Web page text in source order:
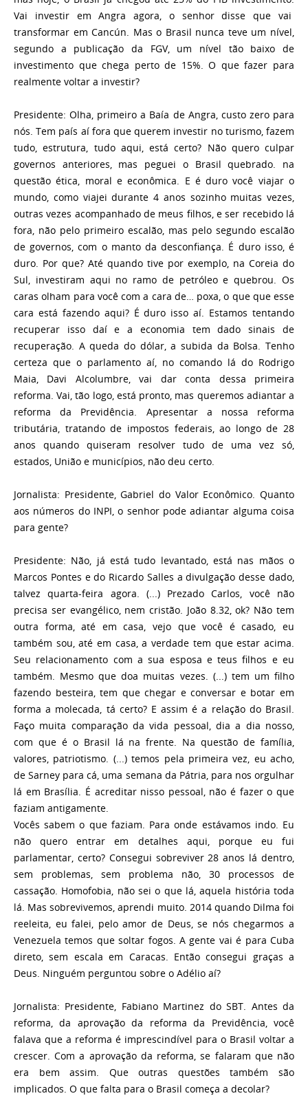
Vai investir em Angra agora, o senhor disse que vai
transformar em Cancún. Mas o Brasil nunca teve um nível,
segundo a publicação da FGV, um nível tão baixo de
investimento que chega perto de 15%. O que fazer para
realmente voltar a investir?
Presidente: Olha, primeiro a Baía de Angra, custo zero para
nós. Tem país aí fora que querem investir no turismo, fazem
tudo, estrutura, tudo aqui, está certo? Não quero culpar
governos anteriores, mas peguei o Brasil quebrado. na
questão ética, moral e econômica. E é duro você viajar o
mundo, como viajei durante 4 anos sozinho muitas vezes,
outras vezes acompanhado de meus filhos, e ser recebido lá
fora, não pelo primeiro escalão, mas pelo segundo escalão
de governos, com o manto da desconfiança. É duro isso, é
duro. Por que? Até quando tive por exemplo, na Coreia do
Sul, investiram aqui no ramo de petróleo e quebrou. Os
caras olham para você com a cara de… poxa, o que que esse
cara está fazendo aqui? É duro isso aí. Estamos tentando
recuperar isso daí e a economia tem dado sinais de
recuperação. A queda do dólar, a subida da Bolsa. Tenho
certeza que o parlamento aí, no comando lá do Rodrigo
Maia, Davi Alcolumbre, vai dar conta dessa primeira
reforma. Vai, tão logo, está pronto, mas queremos adiantar a
reforma da Previdência. Apresentar a nossa reforma
tributária, tratando de impostos federais, ao longo de 28
anos quando quiseram resolver tudo de uma vez só,
estados, União e municípios, não deu certo.
Jornalista: Presidente, Gabriel do Valor Econômico. Quanto
aos números do INPI, o senhor pode adiantar alguma coisa
para gente?
Presidente: Não, já está tudo levantado, está nas mãos o
Marcos Pontes e do Ricardo Salles a divulgação desse dado,
talvez quarta-feira agora. (...) Prezado Carlos, você não
precisa ser evangélico, nem cristão. João 8.32, ok? Não tem
outra forma, até em casa, vejo que você é casado, eu
também sou, até em casa, a verdade tem que estar acima.
Seu relacionamento com a sua esposa e teus filhos e eu
também. Mesmo que doa muitas vezes. (...) tem um filho
fazendo besteira, tem que chegar e conversar e botar em
forma a molecada, tá certo? E assim é a relação do Brasil.
Faço muita comparação da vida pessoal, dia a dia nosso,
com que é o Brasil lá na frente. Na questão de família,
valores, patriotismo. (...) temos pela primeira vez, eu acho,
de Sarney para cá, uma semana da Pátria, para nos orgulhar
lá em Brasília. É acreditar nisso pessoal, não é fazer o que
faziam antigamente.
Vocês sabem o que faziam. Para onde estávamos indo. Eu
não quero entrar em detalhes aqui, porque eu fui
parlamentar, certo? Consegui sobreviver 28 anos lá dentro,
sem problemas, sem problema não, 30 processos de
cassação. Homofobia, não sei o que lá, aquela história toda
lá. Mas sobrevivemos, aprendi muito. 2014 quando Dilma foi
reeleita, eu falei, pelo amor de Deus, se nós chegarmos a
Venezuela temos que soltar fogos. A gente vai é para Cuba
direto, sem escala em Caracas. Então consegui graças a
Deus. Ninguém perguntou sobre o Adélio aí?
Jornalista: Presidente, Fabiano Martinez do SBT. Antes da
reforma, da aprovação da reforma da Previdência, você
falava que a reforma é imprescindível para o Brasil voltar a
crescer. Com a aprovação da reforma, se falaram que não
era bem assim. Que outras questões também são
implicados. O que falta para o Brasil começa a decolar?